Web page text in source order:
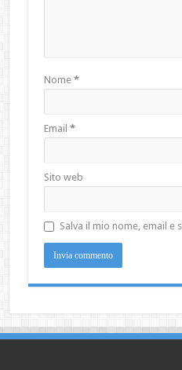
Nome *
Email *
Sito web
Salva il mio nome, email